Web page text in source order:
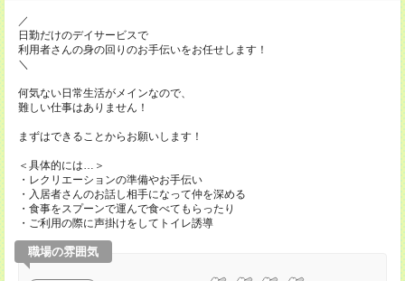
／
日勤だけのデイサービスで
利用者さんの身の回りのお手伝いをお任せします！
＼
何気ない日常生活がメインなので、
難しい仕事はありません！
まずはできることからお願いします！
＜具体的には…＞
・レクリエーションの準備やお手伝い
・入居者さんのお話し相手になって仲を深める
・食事をスプーンで運んで食べてもらったり
・ご利用の際に声掛けをしてトイレ誘導
職場の雰囲気